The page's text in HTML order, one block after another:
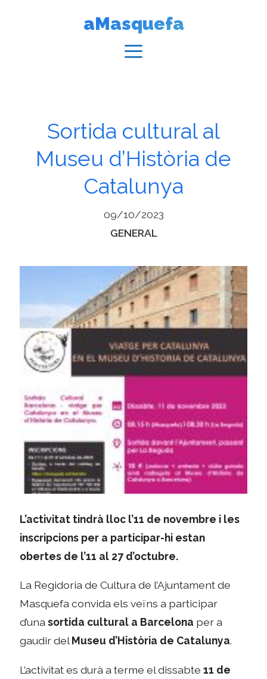
aMasquefa
Sortida cultural al
Museu d’Història de
Catalunya
09/10/2023
Categories
GENERAL
L’activitat tindrà lloc l’11 de novembre i les
inscripcions per a participar-hi estan
obertes de l’11 al 27 d’octubre.
La Regidoria de Cultura de l’Ajuntament de
Masquefa convida els veïns a participar
d’unasortida cultural a Barcelona per a
gaudir del Museu d’Història de Catalunya.
L’activitat es durà a terme el dissabte11 de